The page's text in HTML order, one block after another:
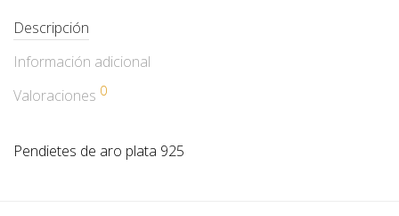
Descripción
Información adicional
Valoraciones 0
Pendietes de aro plata 925